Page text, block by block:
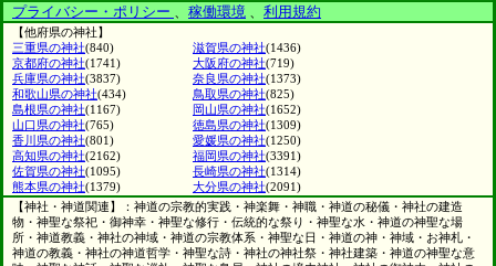
プライバシー・ポリシー
稼働環境 利用規約
【他府県の神社】
三重県の神社(840) 滋賀県の神社(1436)
京都府の神社(1741) 大阪府の神社(719)
兵庫県の神社(3837) 奈良県の神社(1373)
和歌山県の神社(434) 鳥取県の神社(825)
島根県の神社(1167) 岡山県の神社(1652)
山口県の神社(765) 徳島県の神社(1309)
香川県の神社(801) 愛媛県の神社(1250)
高知県の神社(2162) 福岡県の神社(3391)
佐賀県の神社(1095) 長崎県の神社(1314)
熊本県の神社(1379) 大分県の神社(2091)
【神社・神道関連】：神道の宗教的実践・神楽舞・神職・神道の秘儀・神社の建造
物・神聖な祭祀・御神幸・神聖な修行・伝統的な祭り・神聖な水・神道の神聖な場
所・神道教義・神社の神域・神道の宗教体系・神聖な日・神道の神・神域・お神札・
神道の教義・神社の神道哲学・神聖な詩・神社の神社祭・神社建築・神道の神聖な意